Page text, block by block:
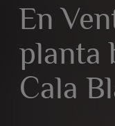
En
planta
Cala